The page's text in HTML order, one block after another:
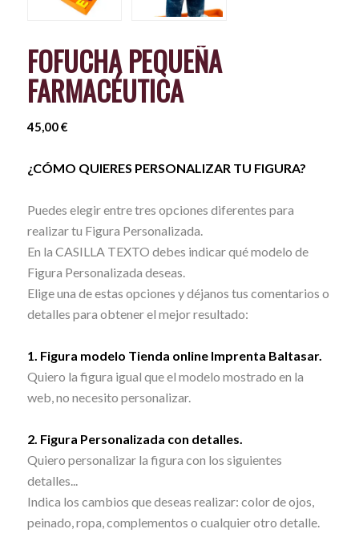
FOFUCHA PEQUEÑA
FARMACÉUTICA
45,00€
¿CÓMO QUIERES PERSONALIZAR TU FIGURA?
Puedes elegir entre tres opciones diferentes para
realizar tu Figura Personalizada.
En la CASILLA TEXTO debes indicar qué modelo de
Figura Personalizada deseas.
Elige una de estas opciones y déjanos tus comentarios o
detalles para obtener el mejor resultado:
1. Figura modelo Tienda online Imprenta Baltasar.
Quiero la figura igual que el modelo mostrado en la
web, no necesito personalizar.
2. Figura Personalizada con detalles.
Quiero personalizar la figura con los siguientes
detalles...
Indica los cambios que deseas realizar: color de ojos,
peinado, ropa, complementos o cualquier otro detalle.